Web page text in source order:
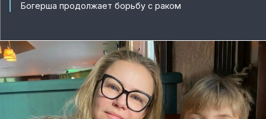
Богерша продолжает борьбу с раком